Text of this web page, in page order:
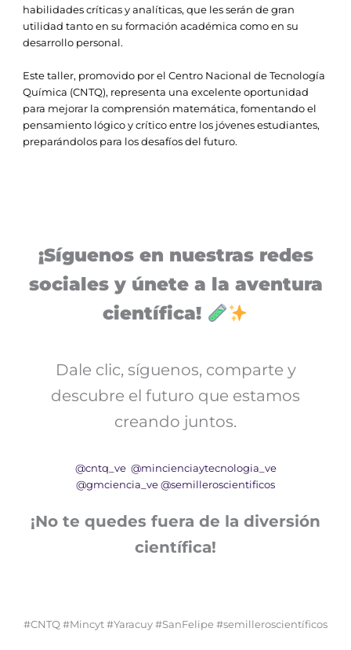
habilidades críticas y analíticas, que les serán de gran
utilidad tanto en su formación académica como en su
desarrollo personal.
Este taller, promovido por el Centro Nacional de Tecnología
Química (CNTQ), representa una excelente oportunidad
para mejorar la comprensión matemática, fomentando el
pensamiento lógico y crítico entre los jóvenes estudiantes,
preparándolos para los desafíos del futuro.
¡Síguenos en nuestras redes
sociales y únete a la aventura
científica!
Dale clic, síguenos, comparte y
descubre el futuro que estamos
creando juntos.
@cntq_ve @mincienciaytecnologia_ve
@gmciencia_ve @semilleroscientificos
¡No te quedes fuera de la diversión
científica!
#CNTQ #Mincyt #Yaracuy #SanFelipe #semilleroscientíficos